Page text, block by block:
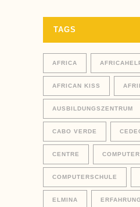
TAGS
AFRICA
AFRICAN KISS
AUSBILDUNGSZENTRUM
CABO VERDE
CENTRE COMPUTER
COMPUTERSCHULE
ELMINA